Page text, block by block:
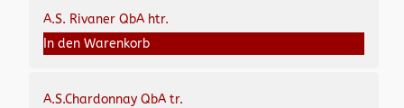
A.S. Rivaner QbA htr.
In den Warenkorb
A.S.Chardonnay QbA tr.